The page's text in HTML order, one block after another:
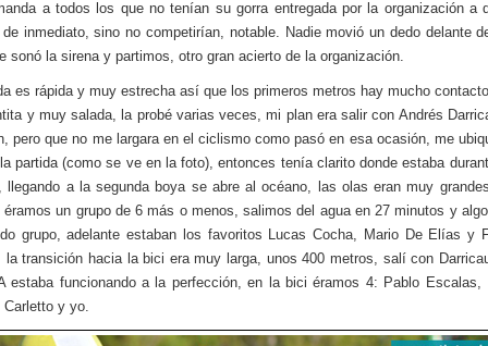
a todos los que no tenían su gorra entregada por la organización a
de inmediato, sino no competirían, notable. Nadie movió un dedo delante
sonó la sirena y partimos, otro gran acierto de la organización.
es rápida y muy estrecha así que los primeros metros hay mucho
y muy salada, la probé varias veces, mi plan era salir con Andrés
pero que no me largara en el ciclismo como pasó en esa ocasión, me
partida (como se ve en la foto), entonces tenía clarito donde estaba
llegando a la segunda boya se abre al océano, las olas eran muy
éramos un grupo de 6 más o menos, salimos del agua en 27 minutos y
grupo, adelante estaban los favoritos Lucas Cocha, Mario De Elías y
la transición hacia la bici era muy larga, unos 400 metros, salí con
estaba funcionando a la perfección, en la bici éramos 4: Pablo Escalas,
Carletto y yo.